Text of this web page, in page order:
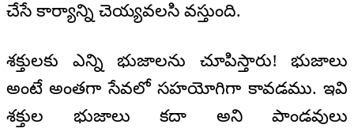
చేసే కార్యాన్ని చెయ్యవలసి వస్తుంది.
శక్తులకు ఎన్ని భుజాలను చూపిస్తారు! భుజాలు
అంటే అంతగా సేవలో సహయోగిగా కావడము. ఇవి
శక్తుల భుజాలు కదా అని పాండవులు